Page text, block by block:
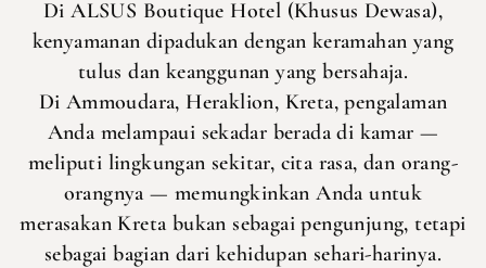
Di ALSUS Boutique Hotel (Khusus Dewasa),
kenyamanan dipadukan dengan keramahan yang
tulus dan keanggunan yang bersahaja.
Di Ammoudara, Heraklion, Kreta, pengalaman
Anda melampaui sekadar berada di kamar —
meliputi lingkungan sekitar, cita rasa, dan orang-
orangnya — memungkinkan Anda untuk
merasakan Kreta bukan sebagai pengunjung, tetapi
sebagai bagian dari kehidupan sehari-harinya.